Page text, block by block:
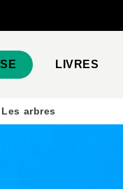
LIVRES
Les arbres